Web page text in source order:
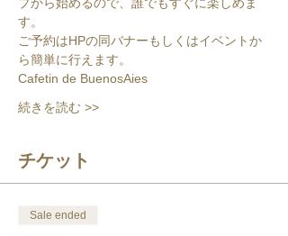
す。
ご予約はHPの同バナーもしくはイベントか
ら簡単に行えます。
Cafetin de BuenosAies
続きを読む >>
チケット
Sale ended